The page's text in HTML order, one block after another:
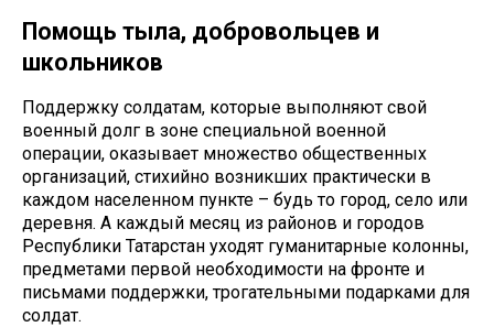
Помощь тыла, добровольцев и
школьников
Поддержку солдатам, которые выполняют свой
военный долг в зоне специальной военной
операции, оказывает множество общественных
организаций, стихийно возникших практически в
каждом населенном пункте – будь то город, село или
деревня. А каждый месяц из районов и городов
Республики Татарстан уходят гуманитарные колонны,
предметами первой необходимости на фронте и
письмами поддержки, трогательными подарками для
солдат.